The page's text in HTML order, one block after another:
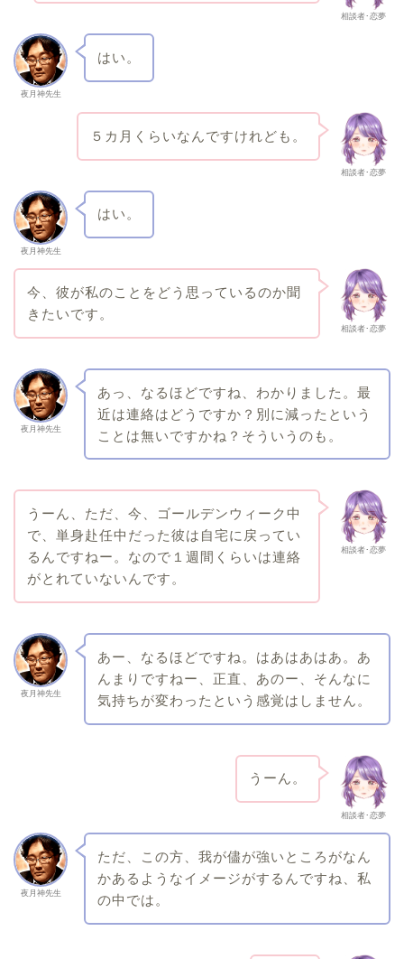
相談者･恋夢
夜月神先生
はい。
相談者･恋夢
５カ月くらいなんですけれども。
夜月神先生
はい。
相談者･恋夢
今、彼が私のことをどう思っているのか聞
きたいです。
夜月神先生
あっ、なるほどですね、わかりました。最
近は連絡はどうですか？別に減ったという
ことは無いですかね？そういうのも。
相談者･恋夢
うーん、ただ、今、ゴールデンウィーク中
で、単身赴任中だった彼は自宅に戻ってい
るんですねー。なので１週間くらいは連絡
がとれていないんです。
夜月神先生
あー、なるほどですね。はあはあはあ。あ
んまりですねー、正直、あのー、そんなに
気持ちが変わったという感覚はしません。
相談者･恋夢
うーん。
夜月神先生
ただ、この方、我が儘が強いところがなん
かあるようなイメージがするんですね、私
の中では。